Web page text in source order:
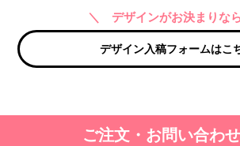
＼ デザインがお決まりな
デザイン入稿フォームはこ
ご注文・お問い合わ